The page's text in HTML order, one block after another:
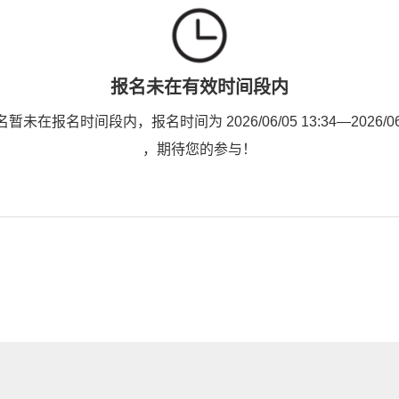
报名未在有效时间段内
暂未在报名时间段内，报名时间为 2026/06/05 13:34—2026/
，期待您的参与！